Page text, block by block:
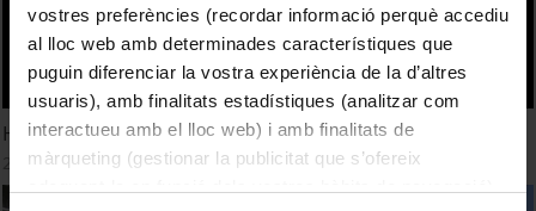
vostres preferències (recordar informació perquè accediu
al lloc web amb determinades característiques que
puguin diferenciar la vostra experiència de la d’altres
usuaris), amb finalitats estadístiques (analitzar com
interactueu amb el lloc web) i amb finalitats de
màrqueting (gestionar la publicitat que s’ofereix
H2 production
27 Octubre, 2022